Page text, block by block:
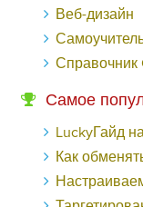
Веб-дизайн
Справочник
Самое
LuckyГайд на
Как обменять
Настраиваем